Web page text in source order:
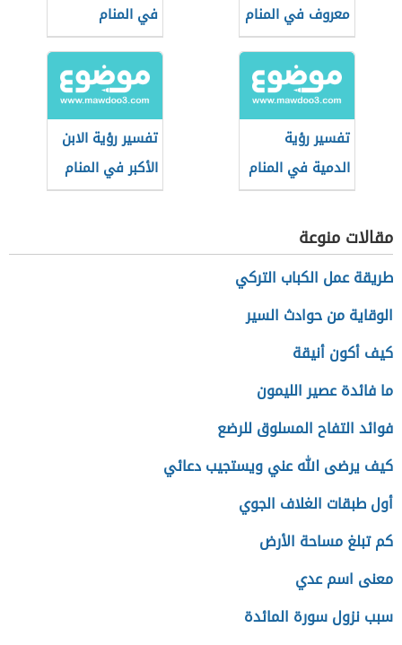
معروف في المنام
في المنام
تفسير رؤية
الدمية في المنام
تفسير رؤية الابن
الأكبر في المنام
مقالات منوعة
طريقة عمل الكباب التركي
الوقاية من حوادث السير
كيف أكون أنيقة
ما فائدة عصير الليمون
فوائد التفاح المسلوق للرضع
كيف يرضى الله عني ويستجيب دعائي
أول طبقات الغلاف الجوي
كم تبلغ مساحة الأرض
معنى اسم عدي
سبب نزول سورة المائدة